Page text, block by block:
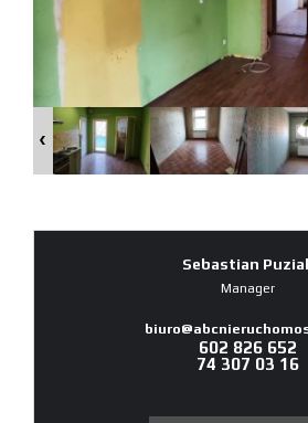
Sebastian
Manager
602 826 652
74 307 03 16